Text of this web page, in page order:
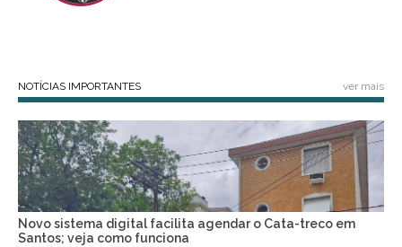
NOTÍCIAS IMPORTANTES ver mais
Novo sistema digital facilita agendar o Cata-treco em
Santos; veja como funciona